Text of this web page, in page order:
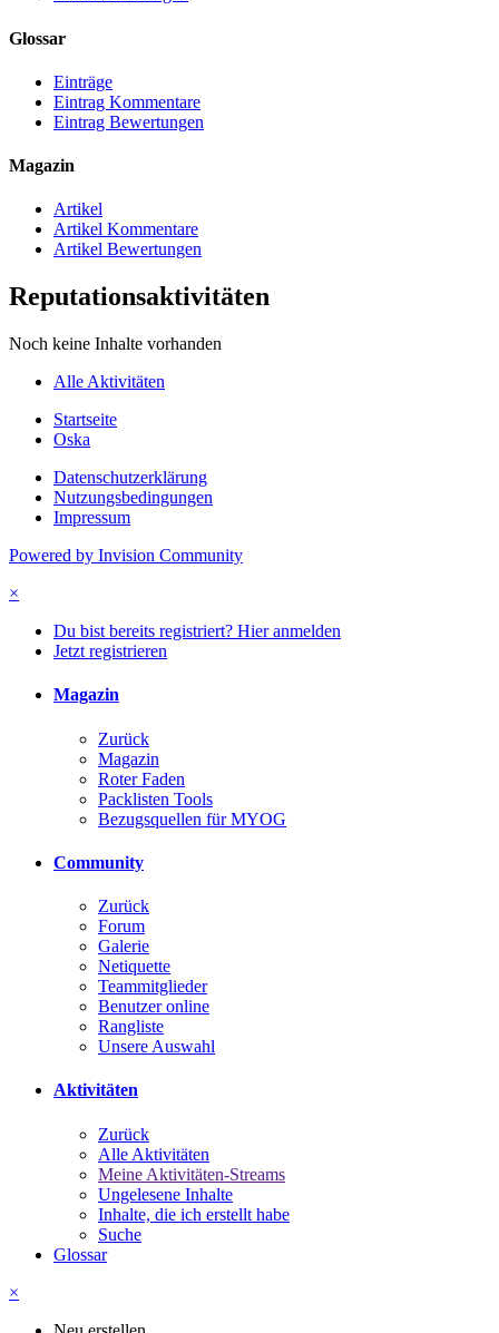
Glossar
Einträge
Eintrag Kommentare
Eintrag Bewertungen
Magazin
Artikel
Artikel Kommentare
Artikel Bewertungen
Reputationsaktivitäten
Noch keine Inhalte vorhanden
Alle Aktivitäten
Startseite
Oska
Datenschutzerklärung
Nutzungsbedingungen
Impressum
Powered by Invision Community
×
Du bist bereits registriert? Hier anmelden
Jetzt registrieren
Magazin
Zurück
Magazin
Roter Faden
Packlisten Tools
Bezugsquellen für MYOG
Community
Zurück
Forum
Galerie
Netiquette
Teammitglieder
Benutzer online
Rangliste
Unsere Auswahl
Aktivitäten
Zurück
Alle Aktivitäten
Meine Aktivitäten-Streams
Ungelesene Inhalte
Inhalte, die ich erstellt habe
Suche
Glossar
×